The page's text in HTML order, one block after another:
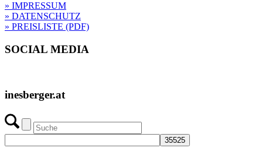
» IMPRESSUM
» DATENSCHUTZ
» PREISLISTE (PDF)
SOCIAL MEDIA
inesberger.at